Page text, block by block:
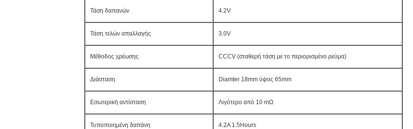
Τάση δαπανών 4.2V
Τάση τελών απαλλαγής 3.0V
Μέθοδος χρέωσης CCCV (σταθερή τάση με το περιορισμένο ρεύμα)
Διάσταση Diamter 18mm ύψος 65mm
Εσωτερική αντίσταση Λιγότερο από 10 mΩ
Τυποποιημένη δαπάνη 4.2A 1.5Hours